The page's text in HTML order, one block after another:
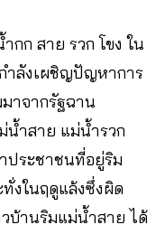
กก สาย รวก โขง ใน
ำลังเผชิญปัญหาการ
าจากรัฐฉาน
น้ำสาย แม่น้ำรวก
ประชาชนที่อยู่ริม
งในฤดูแล้งซึ่งผิด
บ้านริมแม่น้ำสาย ได้